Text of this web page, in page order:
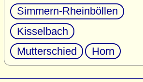
Simmern-Rheinböllen
Kisselbach
Mutterschied
Horn